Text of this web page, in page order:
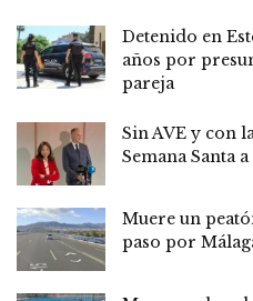
Detenido en
años por
pareja
Sin AVE y con
Semana Santa
Muere un
paso por